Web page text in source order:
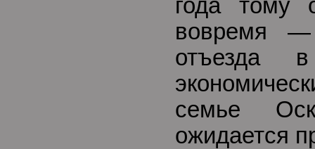
года тому
вовремя —
отъезда
семье
ожидается